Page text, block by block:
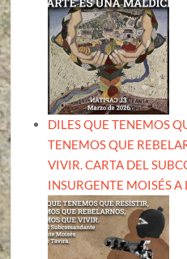
DILES QUE TENEMOS
TENEMOS QUE
VIVIR. CARTA DEL
INSURGENTE MOISÉS A